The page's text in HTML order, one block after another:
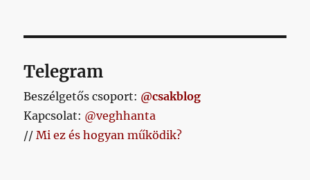
Telegram
Beszélgetős csoport: @csakblog
Kapcsolat: @veghhanta
//Mi ez és hogyan működik?